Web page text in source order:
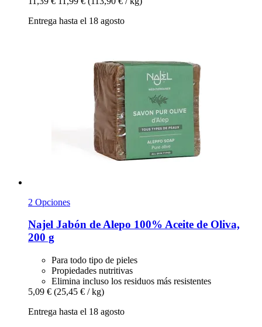
Entrega hasta el 18 agosto
2 Opciones
Najel Jabón de Alepo 100% Aceite de Oliva,
200 g
Para todo tipo de pieles
Propiedades nutritivas
Elimina incluso los residuos más resistentes
5,09 € (25,45 € / kg)
Entrega hasta el 18 agosto